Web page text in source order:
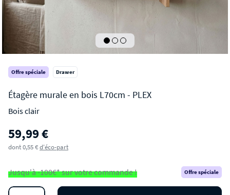
Offre spéciale Drawer
PLEX
Étagère murale en bois L70cm
Bois clair
59,99 €
dont 0,55 €d'éco-part
Jusqu'à -100€* sur votre commande ! Offre spéciale